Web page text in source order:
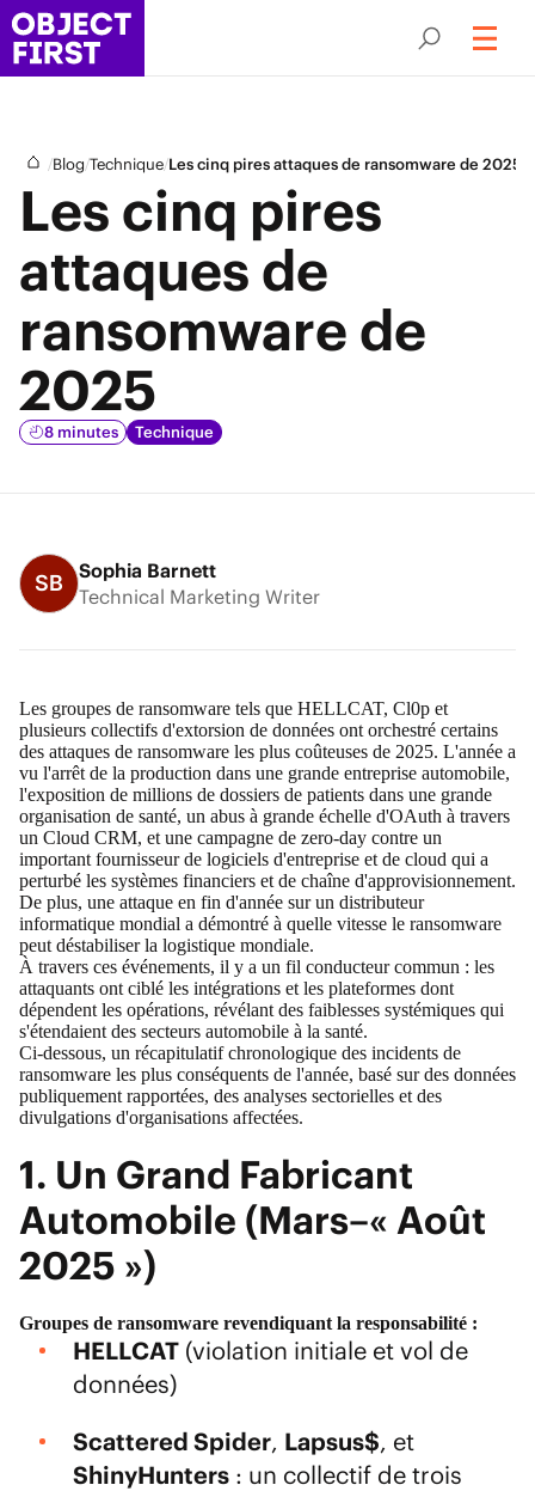
/Blog/Technique/Les cinq pires attaques de ransomware de 2025
Les cinq pires
attaques de
ransomware de
2025
8 minutes Technique
SB
Sophia Barnett
Technical Marketing Writer
Les groupes de ransomware tels que HELLCAT, Cl0p et
plusieurs collectifs d'extorsion de données ont orchestré certains
des attaques de ransomware les plus coûteuses de 2025. L'année a
vu l'arrêt de la production dans une grande entreprise automobile,
l'exposition de millions de dossiers de patients dans une grande
organisation de santé, un abus à grande échelle d'OAuth à travers
un Cloud CRM, et une campagne de zero-day contre un
important fournisseur de logiciels d'entreprise et de cloud qui a
perturbé les systèmes financiers et de chaîne d'approvisionnement.
De plus, une attaque en fin d'année sur un distributeur
informatique mondial a démontré à quelle vitesse le ransomware
peut déstabiliser la logistique mondiale.
À travers ces événements, il y a un fil conducteur commun : les
attaquants ont ciblé les intégrations et les plateformes dont
dépendent les opérations, révélant des faiblesses systémiques qui
s'étendaient des secteurs automobile à la santé.
Ci-dessous, un récapitulatif chronologique des incidents de
ransomware les plus conséquents de l'année, basé sur des données
publiquement rapportées, des analyses sectorielles et des
divulgations d'organisations affectées.
1. Un Grand Fabricant
Automobile (Mars–« Août
2025 »)
Groupes de ransomware revendiquant la responsabilité :
HELLCAT(violation initiale et vol de
données)
Scattered Spider, Lapsus$, et
ShinyHunters: un collectif de trois